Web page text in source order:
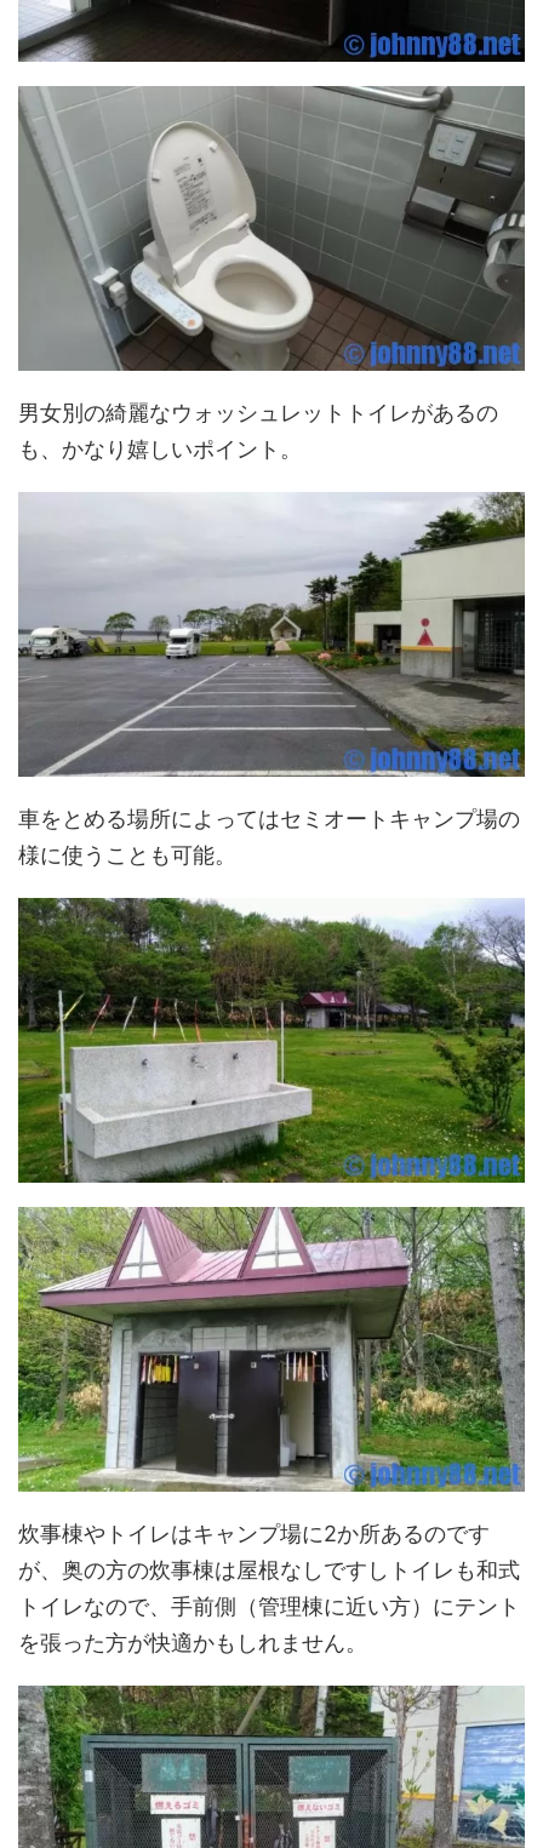
男女別の綺麗なウォッシュレットトイレがあるの
も、かなり嬉しいポイント。
車をとめる場所によってはセミオートキャンプ場の
様に使うことも可能。
炊事棟やトイレはキャンプ場に2か所あるのです
が、奥の方の炊事棟は屋根なしですしトイレも和式
トイレなので、手前側（管理棟に近い方）にテント
を張った方が快適かもしれません。